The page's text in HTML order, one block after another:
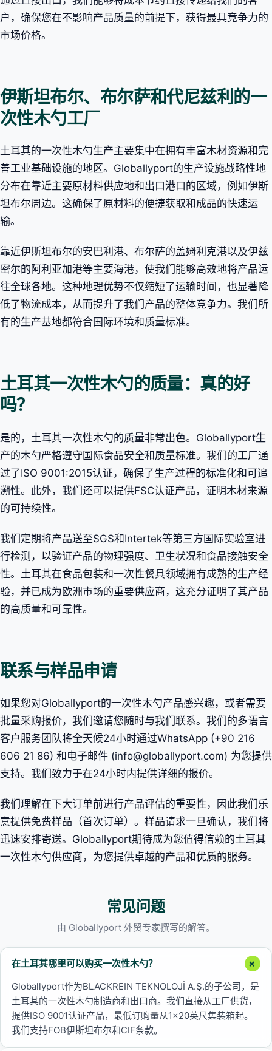
户，确保您在不影响产品质量的前提下，获得最具竞争力的
市场价格。
伊斯坦布尔、布尔萨和代尼兹利的一
次性木勺工厂
土耳其的一次性木勺生产主要集中在拥有丰富木材资源和完
善工业基础设施的地区。Globallyport的生产设施战略性地
分布在靠近主要原材料供应地和出口港口的区域，例如伊斯
坦布尔周边。这确保了原材料的便捷获取和成品的快速运
输。
靠近伊斯坦布尔的安巴利港、布尔萨的盖姆利克港以及伊兹
密尔的阿利亚加港等主要海港，使我们能够高效地将产品运
往全球各地。这种地理优势不仅缩短了运输时间，也显著降
低了物流成本，从而提升了我们产品的整体竞争力。我们所
有的生产基地都符合国际环境和质量标准。
土耳其一次性木勺的质量：真的好
吗？
是的，土耳其一次性木勺的质量非常出色。Globallyport生
产的木勺严格遵守国际食品安全和质量标准。我们的工厂通
过了ISO 9001:2015认证，确保了生产过程的标准化和可追
溯性。此外，我们还可以提供FSC认证产品，证明木材来源
的可持续性。
我们定期将产品送至SGS和Intertek等第三方国际实验室进
行检测，以验证产品的物理强度、卫生状况和食品接触安全
性。土耳其在食品包装和一次性餐具领域拥有成熟的生产经
验，并已成为欧洲市场的重要供应商，这充分证明了其产品
的高质量和可靠性。
联系与样品申请
如果您对Globallyport的一次性木勺产品感兴趣，或者需要
批量采购报价，我们邀请您随时与我们联系。我们的多语言
客户服务团队将全天候24小时通过WhatsApp (+90 216
606 21 86) 和电子邮件 (info@globallyport.com) 为您提供
支持。我们致力于在24小时内提供详细的报价。
我们理解在下大订单前进行产品评估的重要性，因此我们乐
意提供免费样品（首次订单）。样品请求一旦确认，我们将
迅速安排寄送。Globallyport期待成为您值得信赖的土耳其
一次性木勺供应商，为您提供卓越的产品和优质的服务。
常见问题
由 Globallyport 外贸专家撰写的解答。
在土耳其哪里可以购买一次性木勺？
Globallyport作为BLACKREIN TEKNOLOJİ A.Ş.的子公司，是
土耳其的一次性木勺制造商和出口商。我们直接从工厂供货，
提供ISO 9001认证产品，最低订购量从1×20英尺集装箱起。
我们支持FOB伊斯坦布尔和CIF条款。